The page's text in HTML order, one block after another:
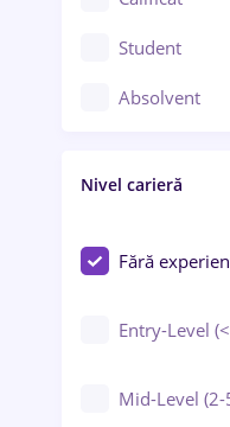
Construcții /
Controlul
Educație /
Student
Absolvent
Nivel carieră
Fără
Entry-Level
Mid-Level (2-